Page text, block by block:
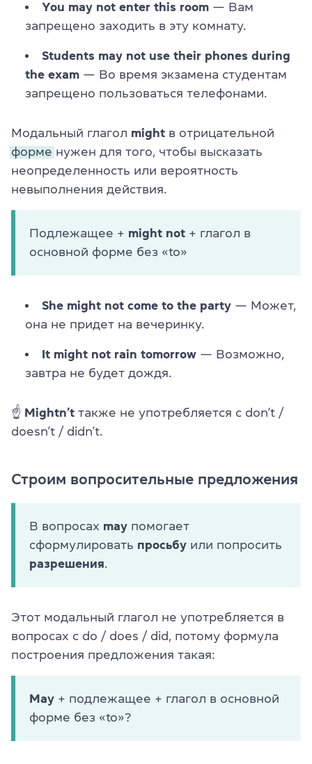
You may not enter this room — Вам
запрещено заходить в эту комнату.
Students may not use their phones during
the exam — Во время экзамена студентам
запрещено пользоваться телефонами.
Модальный глагол might в отрицательной
форме нужен для того, чтобы высказать
неопределенность или вероятность
невыполнения действия.
Подлежащее + might not + глагол в
основной форме без «to»
She might not come to the party — Может,
она не придет на вечеринку.
It might not rain tomorrow — Возможно,
завтра не будет дождя.
☝ Mightn’t также не употребляется с don’t /
doesn’t / didn’t.
Строим вопросительные предложения
В вопросах may помогает
сформулировать просьбу или попросить
разрешения.
Этот модальный глагол не употребляется в
вопросах с do / does / did, потому формула
построения предложения такая:
May + подлежащее + глагол в основной
форме без «to»?